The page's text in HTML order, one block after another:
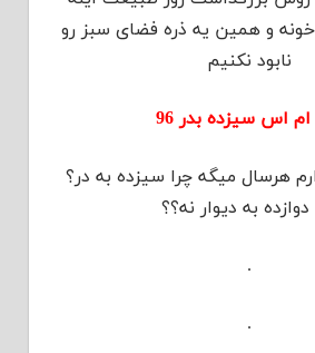
و همین یه ذره فضای سبز رو
نابود نکنیم
اس سیزده بدر 96
هرسال میگه چرا سیزده به در؟
دوازده به دیوار نه؟؟
.
.